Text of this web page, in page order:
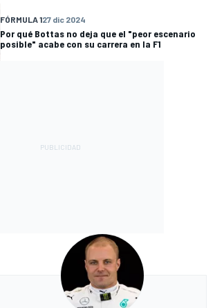
FÓRMULA 127 dic 2024
Por qué Bottas no deja que el "peor escenario
posible" acabe con su carrera en la F1